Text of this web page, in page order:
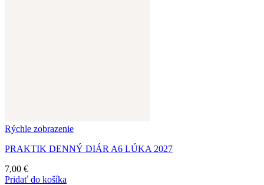
Rýchle zobrazenie
PRAKTIK DENNÝ DIÁR A6 LÚKA 2027
7,00 €
Pridať do košíka